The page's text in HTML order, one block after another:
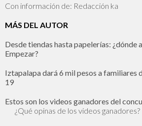
Con información de: Redacción ka
MÁS DEL AUTOR
Desde tiendas hasta papelerías: ¿dónde
Empezar?
Iztapalapa dará 6 mil pesos a familiares
19
Estos son los videos ganadores del
¿Qué opinas de los videos ganadores?